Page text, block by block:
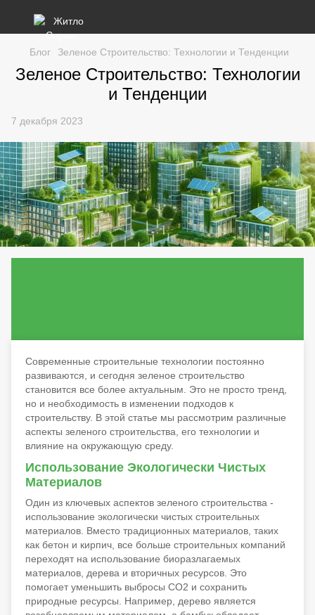
Блог Зеленое Строительство: Технологии и Тенденции
Зеленое Строительство: Технологии
и Тенденции
7 декабря 2023
Современные строительные технологии постоянно
развиваются, и сегодня зеленое строительство
становится все более актуальным. Это не просто тренд,
но и необходимость в изменении подходов к
строительству. В этой статье мы рассмотрим различные
аспекты зеленого строительства, его технологии и
влияние на окружающую среду.
Использование Экологически Чистых
Материалов
Один из ключевых аспектов зеленого строительства -
использование экологически чистых строительных
материалов. Вместо традиционных материалов, таких
как бетон и кирпич, все больше строительных компаний
переходят на использование биоразлагаемых
материалов, дерева и вторичных ресурсов. Это
помогает уменьшить выбросы CO2 и сохранить
природные ресурсы. Например, дерево является